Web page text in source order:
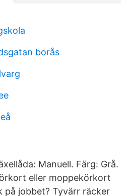
borås
Manuell. Färg: Grå.
eller moppekörkort
på jobbet? Tyvärr räcker